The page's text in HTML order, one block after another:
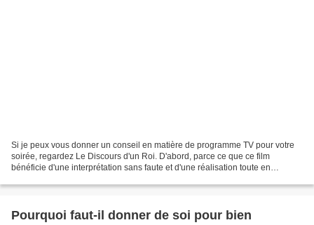
Si je peux vous donner un conseil en matière de programme TV pour votre
soirée, regardez Le Discours d'un Roi. D'abord, parce ce que ce film
bénéficie d'une interprétation sans faute et d'une réalisation toute en
Pourquoi faut-il donner de soi pour bien